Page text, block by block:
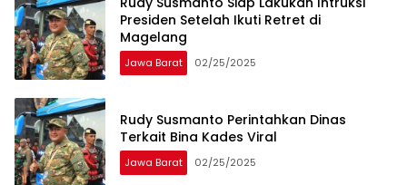
Presiden Setelah Ikuti Retret di
Magelang
Jawa Barat 02/25/2025
Rudy Susmanto Perintahkan Dinas
Jawa Barat 02/25/2025